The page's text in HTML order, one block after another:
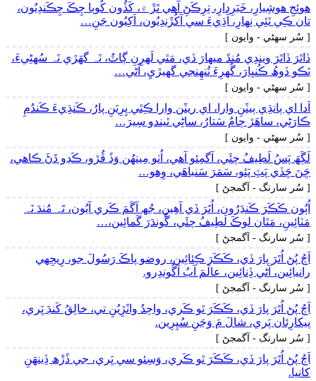
ھوئِجِ ھوشِيارِ، خَبَرِدارِ، تِرِڪَڻِ آھي تَڙَ ۾، کَڏُون کُوٻا چِڪَ چِڪَندِيُون،
تان ڪِي نَئِي نِھارِ، آڌِيءَ سي آکُڙَندِيُون، اَکِيُون جَنِ…
[ سُر سھڻي - وايون ]
ڏاتَرَ ڏاتَرَ ويندِي مُنڌَ ميھارَ ڏي، مَٿي لَھرِنِ ڳاٽُ، نَہ گهَڙي نَہ سُهڻِيءَ،
نَڪو ڏوھُ ڪُنڀارَ، گُهرِءَ تُنھِنجي گهيڙيِ، آڻي…
[ سُر سھڻي - وايون ]
اَدا اي ٻانڌِي ٻيٽَنِ وارا، اي ريٽَن وارا ڪِٿي پِرِيَنِ پارُ، ڪَنڌِيءَ ڪَندُمِ
ڪارَڻِي، ساھَڙ ڄامُ سَتارُ، ساڻِي ٿيندو سِيرَ…
[ سُر سھڻي - وايون ]
لَڳَھَ پَسُ لَطِيفُ چئَي، آگمِئو آھي، اُٺو مِينھُن وَڏَ ڦُڙو، ڪَڍو ڌَڻَ ڪاھي،
ڇَنَ ڇَڏي پَٽِ پَئو، سَمَرَ سَنباھَي، وِھو…
[ سُر سارنگ - آگمجڻ ]
اُٻُون ڪَڪَرَ ڪَنڍَرُون، اُتَرَ ڏي آھِينِ، جُھ آگَمَ ڪَري آيُون، تَہ مُندَ نَہ
مَٽائِينِ، مَٿان لوڪَ لَطِيفُ چئَي، گُوندَرَ گَمائِين،…
[ سُر سارنگ - آگمجڻ ]
اَڄُ پُڻ اُتَرَ پارَ ڏي، ڪَڪَرَ ڪِئائِين، روضو پاڪَ رَسُولَ جو، رِيجِهي
رانيائِين، آڻي ڏِنائِين، عالَمَ آبُ اَگُوندِرو.
[ سُر سارنگ - آگمجڻ ]
اَڄُ پُڻ اُتَرَ پارَ ڏي، ڪَڪَرَ ٿو ڪَري، واحِدُ واٽَڙِيُنِ تي، خالِقُ کَنڊَ ڀَري،
پيکارِئان پَري، شالَ مَ وَڃَنِ سُپِرِين.
[ سُر سارنگ - آگمجڻ ]
اَڄُ پُڻ اُتَرَ پارَ ڏي، ڪَڪَرَ ٿو ڪَري، وَسِئو سي ڀَري، جي ڏَڙَھ ڏِينھَنِ
کانيا.